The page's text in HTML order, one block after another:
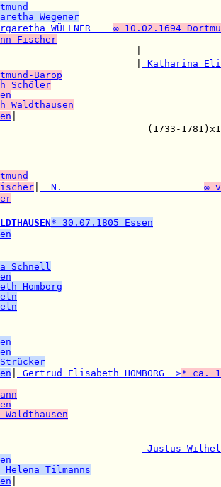
Wegener
WÜLLNER ∞ 10.02.1694
Fischer
Katharina
Barop
Schöler
Waldthausen
  N.
∞
* 30.07.1805 Essen
Schnell
Homborg
Gertrud Elisabeth HOMBORG  >* ca.
Justus
Tilmanns